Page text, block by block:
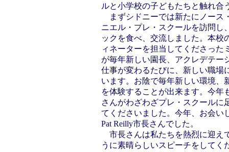
ルと小学校の子どもたちと触れ合
まずシドニーでは新たにノース
ニエル・プレ・スクールを訪問し
ックを食べ、交流しました。本校
ィネーターを担当してくださった
が毎年新しい園長、アクレデテー
仕事が変わるたびに、新しい職場
います。お陰で毎年新しい環境、
を体験することが出来ます。今年
さんがわざわざプレ・スクールに
てくださいました。今年、お会い
Pat Reilly市長さんでした。
市長さんは私たちを熱烈に迎え
うに素晴らしいスピーチをしてく